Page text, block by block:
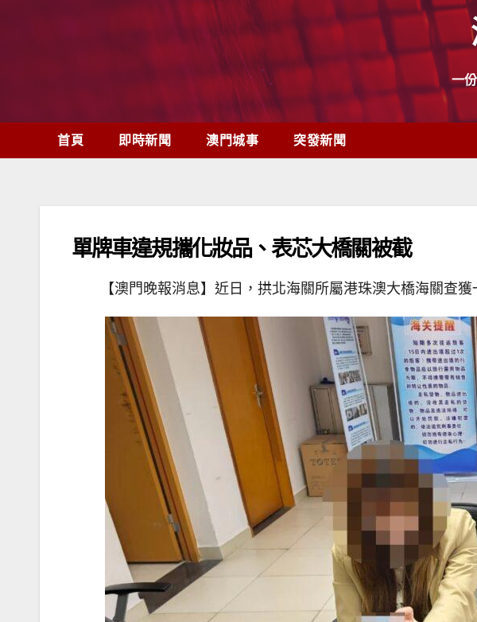
一
首頁 即時新聞 澳門城事 突發新聞
單牌車違規攜化妝品、表芯大橋關被截
【澳門晚報消息】近日，拱北海關所屬港珠澳大橋海關查